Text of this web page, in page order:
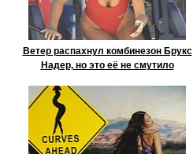
Ветер распахнул комбинезон Брукс
Надер, но это её не смутило